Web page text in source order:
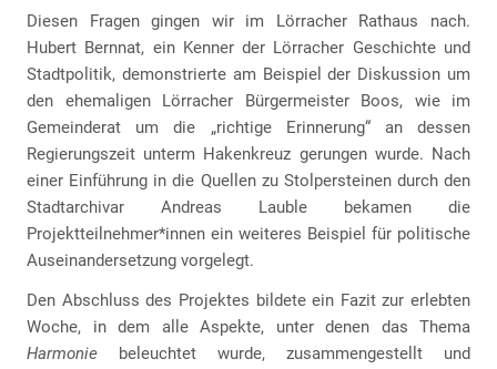
Diesen Fragen gingen wir im Lörracher Rathaus nach.
Hubert Bernnat, ein Kenner der Lörracher Geschichte und
Stadtpolitik, demonstrierte am Beispiel der Diskussion um
den ehemaligen Lörracher Bürgermeister Boos, wie im
Gemeinderat um die „richtige Erinnerung“ an dessen
Regierungszeit unterm Hakenkreuz gerungen wurde. Nach
einer Einführung in die Quellen zu Stolpersteinen durch den
Stadtarchivar Andreas Lauble bekamen die
Projektteilnehmer*innen ein weiteres Beispiel für politische
Auseinandersetzung vorgelegt.
Den Abschluss des Projektes bildete ein Fazit zur erlebten
Woche, in dem alle Aspekte, unter denen das Thema
Harmonie beleuchtet wurde, zusammengestellt und